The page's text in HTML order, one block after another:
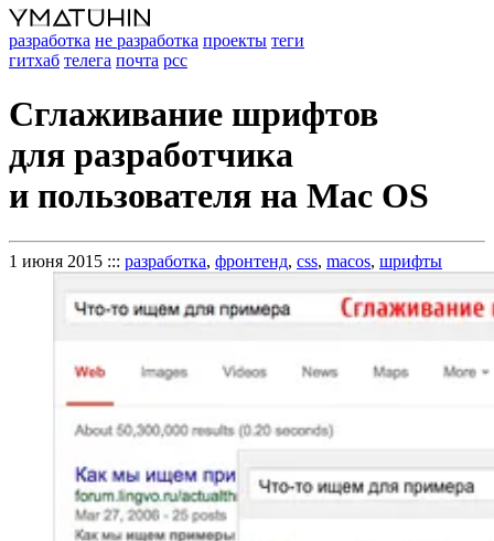
разработка не разработка проекты теги
гитхаб телега почта рсс
Сглаживание шрифтов
для разработчика
и пользователя на Mac OS
1 июня 2015 ::: разработка, фронтенд, css, macos, шрифты